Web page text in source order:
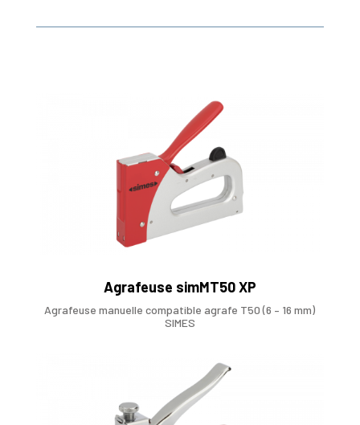
Agrafeuse simMT50 XP
Agrafeuse manuelle compatible agrafe T50 (6 – 16 mm)
SIMES